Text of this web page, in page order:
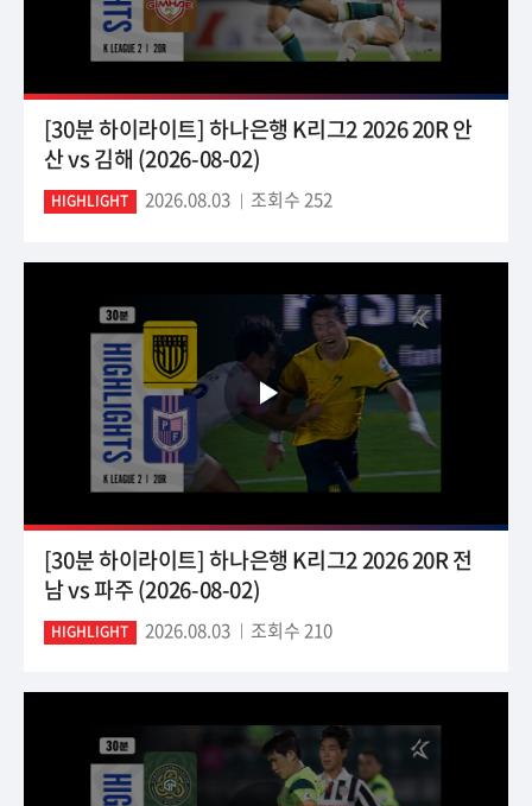
[30분 하이라이트] 하나은행 K리그2 2026 20R 안
산 vs 김해 (2026-08-02)
HIGHLIGHT 2026.08.03 조회수 252
[30분 하이라이트] 하나은행 K리그2 2026 20R 전
남 vs 파주 (2026-08-02)
HIGHLIGHT 2026.08.03 조회수 210